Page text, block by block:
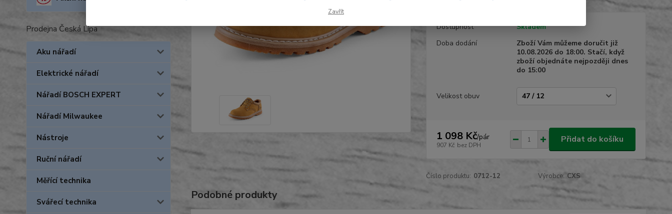
Prodejna Česká Lípa
Aku nářadí
Elektrické nářadí
Nářadí BOSCH EXPERT
Nářadí Milwaukee
Nástroje
Ruční nářadí
Měřící technika
Svářecí technika
Dostupnost
Skladem
Doba dodání
Zboží Vám můžeme doručit již
10.08.2026 do 18:00. Stačí, když
zboží objednáte nejpozději dnes
do 15:00
Velikost obuv
1 098 Kč/pár
907 Kč bez DPH
Přidat do košíku
Číslo produktu: 0712-12 Výrobce: CXS
Podobné produkty
Zavřít